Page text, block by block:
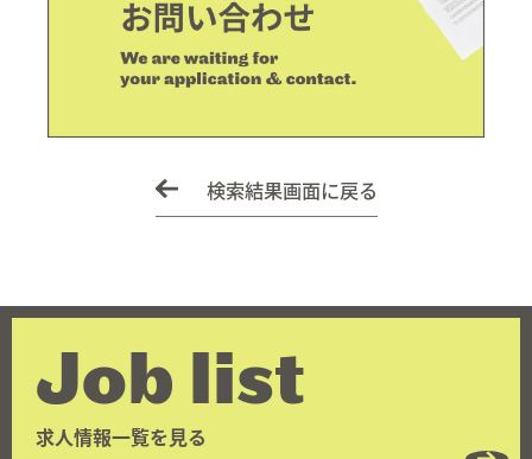
検索結果画面に戻る
Job list
求人情報一覧を見る